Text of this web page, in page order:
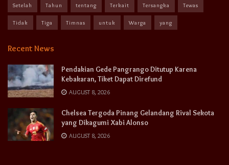
Setelah Tahun tentang Terkait Tersangka Tewas
Tidak Tiga Timnas untuk Warga yang
Recent News
Pendakian Gede Pangrango Ditutup Karena
Kebakaran, Tiket Dapat Direfund
AUGUST 8, 2026
Chelsea Tergoda Pinang Gelandang Rival Sekota
yang Dikagumi Xabi Alonso
AUGUST 8, 2026